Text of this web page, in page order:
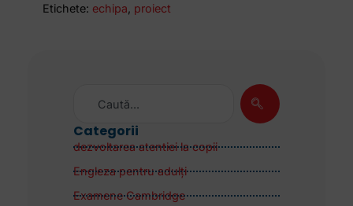
Etichete: echipa, proiect
Categorii
dezvoltarea atentiei la copii
Engleza pentru adulţi
Examene Cambridge